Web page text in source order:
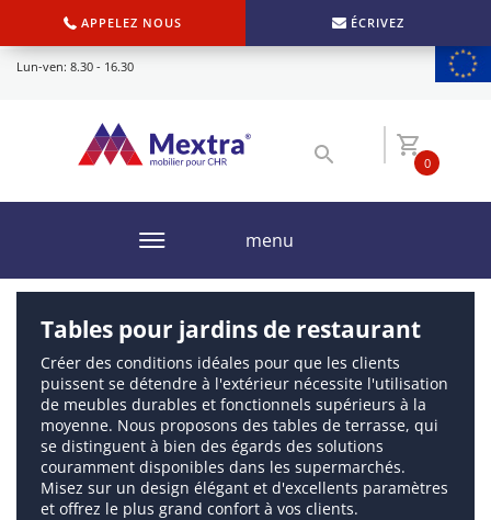
APPELEZ NOUS ÉCRIVEZ
Lun-ven: 8.30 - 16.30
0
menu
Tables pour jardins de restaurant
Créer des conditions idéales pour que les clients
puissent se détendre à l'extérieur nécessite l'utilisation
de meubles durables et fonctionnels supérieurs à la
moyenne. Nous proposons des tables de terrasse, qui
se distinguent à bien des égards des solutions
couramment disponibles dans les supermarchés.
Misez sur un design élégant et d'excellents paramètres
et offrez le plus grand confort à vos clients.